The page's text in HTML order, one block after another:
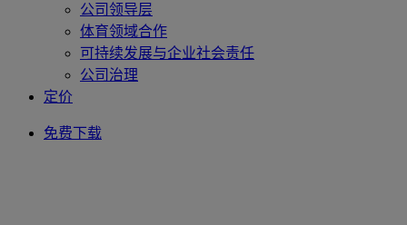
公司领导层
体育领域合作
可持续发展与企业社会责任
公司治理
定价
免费下载